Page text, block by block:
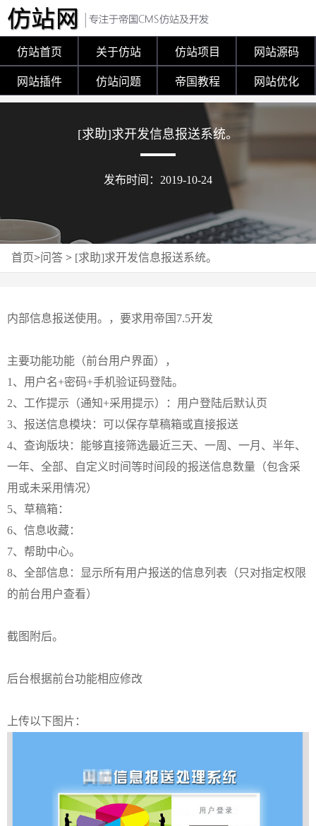
仿站首页 关于仿站 仿站项目 网站源码
网站插件 仿站问题 帝国教程 网站优化
[求助]求开发信息报送系统。
发布时间：2019-10-24
首页>问答 > [求助]求开发信息报送系统。
内部信息报送使用。，要求用帝国7.5开发
主要功能功能（前台用户界面），
1、用户名+密码+手机验证码登陆。
2、工作提示（通知+采用提示）：用户登陆后默认页
3、报送信息模块：可以保存草稿箱或直接报送
4、查询版块：能够直接筛选最近三天、一周、一月、半年、
一年、全部、自定义时间等时间段的报送信息数量（包含采
用或未采用情况）
5、草稿箱：
6、信息收藏：
7、帮助中心。
8、全部信息：显示所有用户报送的信息列表（只对指定权限
的前台用户查看）
截图附后。
后台根据前台功能相应修改
上传以下图片：